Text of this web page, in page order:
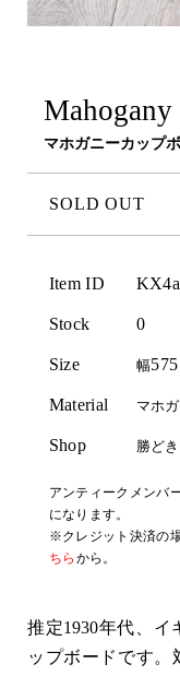
Mahogany
マホガニーカップ
SOLD OUT
Item ID
Stock 0
Size 幅575
Material マホ
Shop 勝ど
アンティークメンバ
になります。
※クレジット決済の
ちら から。
推定1930年代、
ップボードです。